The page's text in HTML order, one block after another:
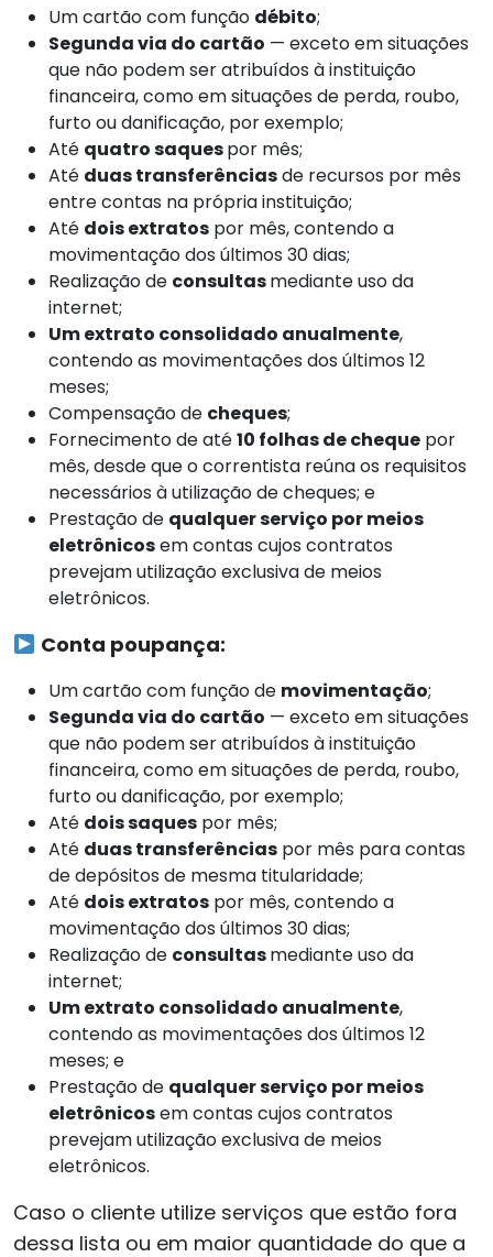
Um cartão com função débito;
Segunda via do cartão — exceto em situações
que não podem ser atribuídos à instituição
financeira, como em situações de perda, roubo,
furto ou danificação, por exemplo;
Até quatro saquespor mês;
Até duas transferênciasde recursos por mês
entre contas na própria instituição;
Até dois extratos por mês, contendo a
movimentação dos últimos 30 dias;
Realização de consultasmediante uso da
internet;
Um extrato consolidado anualmente,
contendo as movimentações dos últimos 12
meses;
Compensação de cheques;
Fornecimento de até10 folhas de cheque por
mês, desde que o correntista reúna os requisitos
necessários à utilização de cheques; e
Prestação de qualquer serviço por meios
eletrônicosem contas cujos contratos
prevejam utilização exclusiva de meios
eletrônicos.
Conta poupança:
Um cartão com função de movimentação;
Segunda via do cartão — exceto em situações
que não podem ser atribuídos à instituição
financeira, como em situações de perda, roubo,
furto ou danificação, por exemplo;
Até dois saques por mês;
Até duas transferências por mês para contas
de depósitos de mesma titularidade;
Até dois extratos por mês, contendo a
movimentação dos últimos 30 dias;
Realização de consultasmediante uso da
internet;
Um extrato consolidado anualmente,
contendo as movimentações dos últimos 12
meses; e
Prestação de qualquer serviço por meios
eletrônicosem contas cujos contratos
prevejam utilização exclusiva de meios
eletrônicos.
Caso o cliente utilize serviços que estão fora
dessa lista ou em maior quantidade do que a